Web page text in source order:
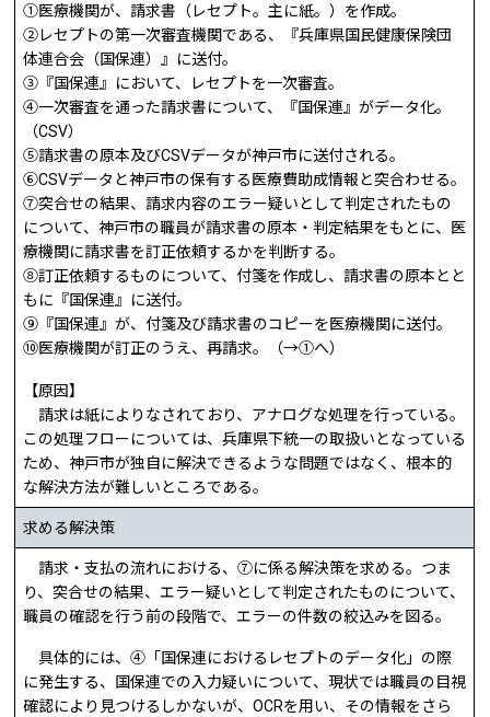
①医療機関が、請求書（レセプト。主に紙。）を作成。
②レセプトの第一次審査機関である、『兵庫県国民健康保険団
体連合会（国保連）』に送付。
③『国保連』において、レセプトを一次審査。
④一次審査を通った請求書について、『国保連』がデータ化。
（CSV）
⑤請求書の原本及びCSVデータが神戸市に送付される。
⑥CSVデータと神戸市の保有する医療費助成情報と突合わせる。
⑦突合せの結果、請求内容のエラー疑いとして判定されたもの
について、神戸市の職員が請求書の原本・判定結果をもとに、医
療機関に請求書を訂正依頼するかを判断する。
⑧訂正依頼するものについて、付箋を作成し、請求書の原本とと
もに『国保連』に送付。
⑨『国保連』が、付箋及び請求書のコピーを医療機関に送付。
⑩医療機関が訂正のうえ、再請求。（→①へ）
【原因】
請求は紙によりなされており、アナログな処理を行っている。
この処理フローについては、兵庫県下統一の取扱いとなっている
ため、神戸市が独自に解決できるような問題ではなく、根本的
な解決方法が難しいところである。
求める解決策
請求・支払の流れにおける、⑦に係る解決策を求める。つま
り、突合せの結果、エラー疑いとして判定されたものについて、
職員の確認を行う前の段階で、エラーの件数の絞込みを図る。
具体的には、④「国保連におけるレセプトのデータ化」の際
に発生する、国保連での入力疑いについて、現状では職員の目視
確認により見つけるしかないが、OCRを用い、その情報をさら